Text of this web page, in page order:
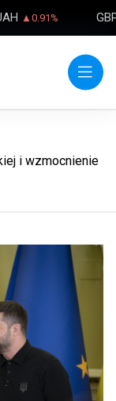
▲0.91%
i wzmocnienie